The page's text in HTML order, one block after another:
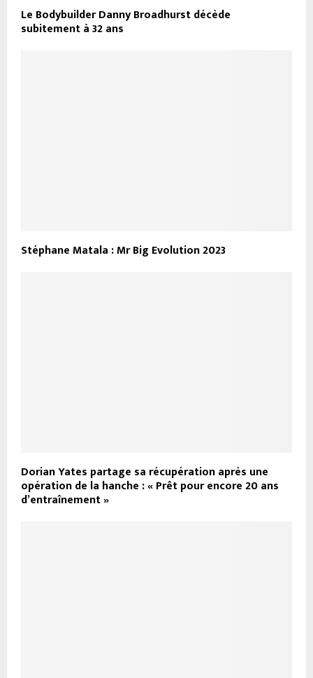
Le Bodybuilder Danny Broadhurst décède
subitement à 32 ans
Stéphane Matala : Mr Big Evolution 2023
Dorian Yates partage sa récupération après une
opération de la hanche : « Prêt pour encore 20 ans
d’entraînement »